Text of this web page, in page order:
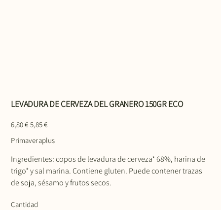
LEVADURA DE CERVEZA DEL GRANERO 150GR ECO
original
6,80 € de
5,85 €
Primaveraplus
Ingredientes: copos de levadura de cerveza* 68%, harina de
trigo* y sal marina. Contiene gluten. Puede contener trazas
de soja, sésamo y frutos secos.
Cantidad